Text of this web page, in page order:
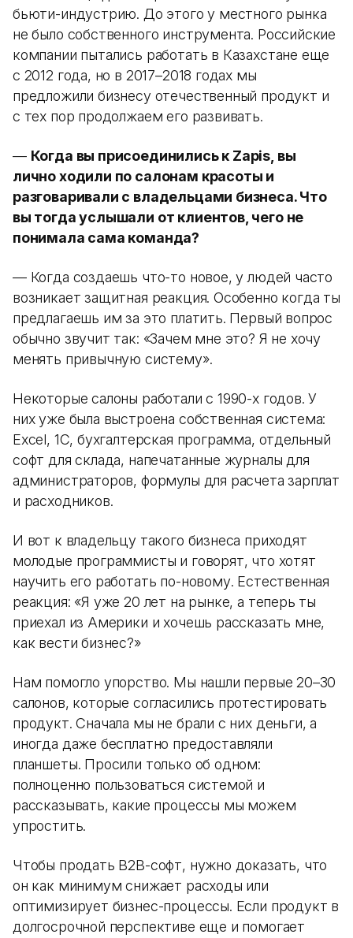
бьюти-индустрию. До этого у местного рынка
не было собственного инструмента. Российские
компании пытались работать в Казахстане еще
с 2012 года, но в 2017–2018 годах мы
предложили бизнесу отечественный продукт и
с тех пор продолжаем его развивать.
— Когда вы присоединились к Zapis, вы
лично ходили по салонам красоты и
разговаривали с владельцами бизнеса. Что
вы тогда услышали от клиентов, чего не
понимала сама команда?
— Когда создаешь что-то новое, у людей часто
возникает защитная реакция. Особенно когда ты
предлагаешь им за это платить. Первый вопрос
обычно звучит так: «Зачем мне это? Я не хочу
менять привычную систему».
Некоторые салоны работали с 1990-х годов. У
них уже была выстроена собственная система:
Excel, 1С, бухгалтерская программа, отдельный
софт для склада, напечатанные журналы для
администраторов, формулы для расчета зарплат
и расходников.
И вот к владельцу такого бизнеса приходят
молодые программисты и говорят, что хотят
научить его работать по-новому. Естественная
реакция: «Я уже 20 лет на рынке, а теперь ты
приехал из Америки и хочешь рассказать мне,
как вести бизнес?»
Нам помогло упорство. Мы нашли первые 20–30
салонов, которые согласились протестировать
продукт. Сначала мы не брали с них деньги, а
иногда даже бесплатно предоставляли
планшеты. Просили только об одном:
полноценно пользоваться системой и
рассказывать, какие процессы мы можем
упростить.
Чтобы продать B2B-софт, нужно доказать, что
он как минимум снижает расходы или
оптимизирует бизнес-процессы. Если продукт в
долгосрочной перспективе еще и помогает